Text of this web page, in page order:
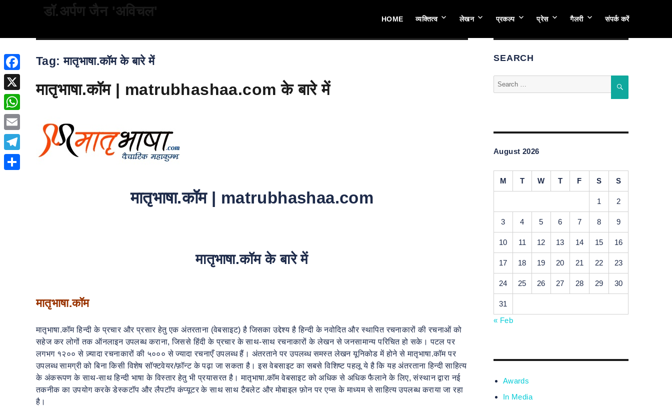
डॉ.अर्पण जैन 'अविचल'
HOME व्यक्तित्व लेखन प्रकल्प प्रेस गैलरी संपर्क करें
Tag:मातृभाषा.कॉम के बारे में
मातृभाषा.कॉम | matrubhashaa.com के बारे में
मातृभाषा.कॉम | matrubhashaa.com
मातृभाषा.कॉम के बारे में
मातृभाषा.कॉम
मातृभाषा.कॉम हिन्दी के प्रचार और प्रसार हेतु एक अंतरताना (वेबसाइट) है जिसका उद्देश्य है हिन्दी के नवोदित और स्थापित रचनाकारों की रचनाओं को
सहेज कर लोगों तक ऑनलाइन उपलब्ध कराना, जिससे हिंदी के प्रचार के साथ-साथ रचनाकारों के लेखन से जनसामान्य परिचित हो सके। पटल पर
लगभग १२०० से ज़्यादा रचनाकारों की ५००० से ज्यादा रचनाएँ उपलब्ध हैं। अंतरताने पर उपलब्ध समस्त लेखन यूनिकोड में होने से मातृभाषा.कॉम पर
उपलब्ध सामग्री को बिना किसी विशेष सॉफ्टवेयर/फ़ॉन्ट के पढ़ा जा सकता है। इस वेबसाइट का सबसे विशिष्ट पहलू ये है कि यह अंतरताना हिन्दी साहित्य
के अंकरूपण के साथ-साथ हिन्दी भाषा के विस्तार हेतु भी प्रयासरत है। मातृभाषा.कॉम वेबसाइट को अधिक से अधिक फैलाने के लिए, संस्थान द्वारा नई
तकनीक का उपयोग करके डेस्कटॉप और लैपटॉप कंप्यूटर के साथ साथ टैबलेट और मोबाइल फ़ोन पर एप्स के माध्यम से साहित्य उपलब्ध कराया जा रहा
है।
SEARCH
Search
for:
August 2026
M T W T F S S
1 2
3 4 5 6 7 8 9
10 11 12 13 14 15 16
17 18 19 20 21 22 23
24 25 26 27 28 29 30
31
« Feb
Awards
In Media
Facebook
X
WhatsApp
Email
Telegram